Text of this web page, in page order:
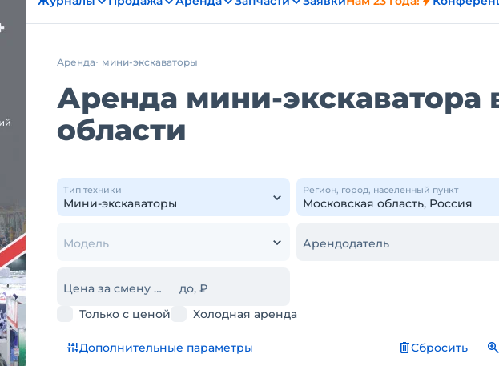
Аренда мини-экскаваторы
Аренда мини-экскаватора
области
Тип техники Регион, город, населенный пункт
Модель Арендодатель
Цена за смену от, ₽
до, ₽
Только с ценой
Холодная аренда
Дополнительные параметры Сбросить